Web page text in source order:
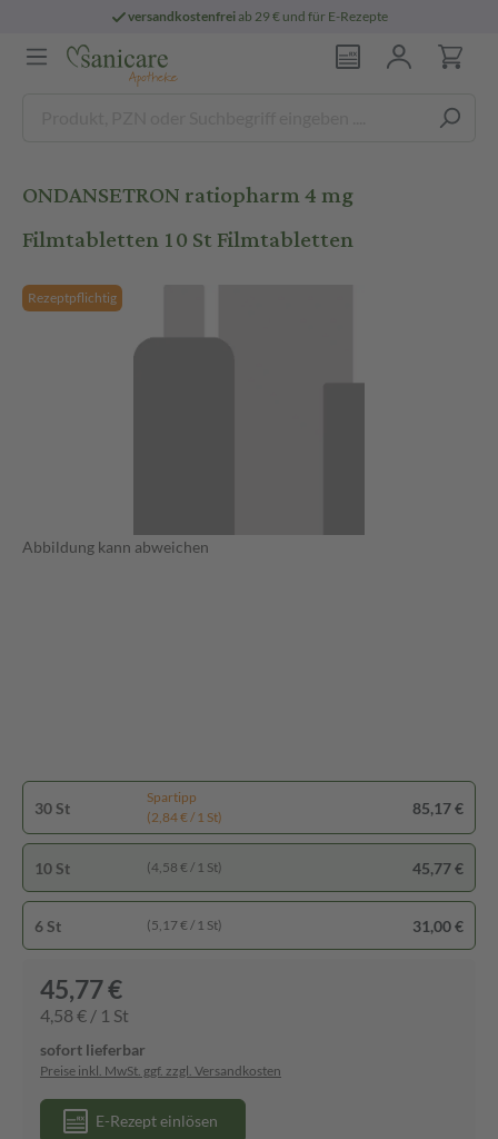
versandkostenfreiab 29 € und für E-Rezepte
ONDANSETRON ratiopharm 4 mg
Filmtabletten 10 St Filmtabletten
Rezeptpflichtig
Abbildung kann abweichen
30 St
Spartipp
(2,84 € / 1 St)
85,17 €
10 St (4,58 € / 1 St) 45,77 €
6 St (5,17 € / 1 St) 31,00 €
45,77 €
4,58 € / 1 St
sofort lieferbar
Preise inkl. MwSt. ggf. zzgl. Versandkosten
E-Rezept einlösen